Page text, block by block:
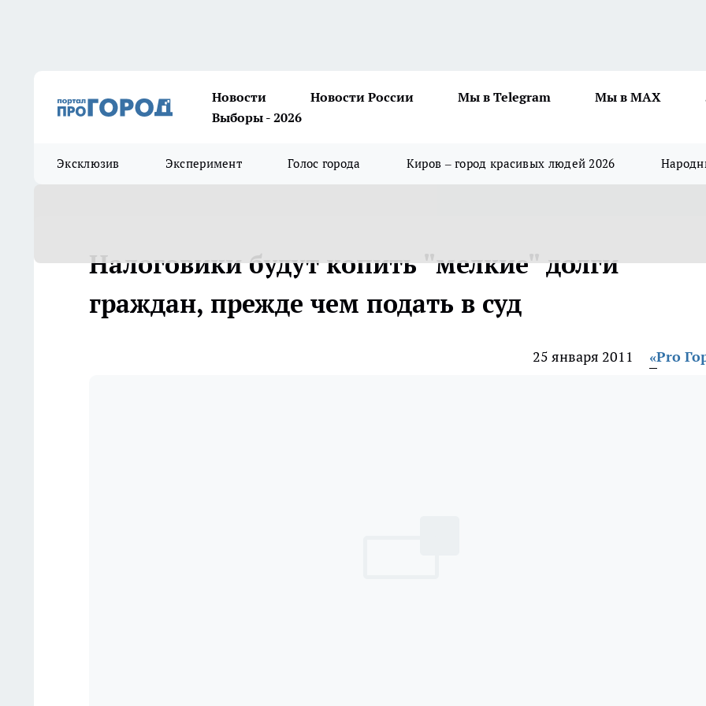
Новости Новости России Мы в Telegram Мы в MAX
Выборы - 2026
Эксклюзив Эксперимент Голос города Киров – город красивых людей 2026
Налоговики будут копить "мелкие" долги
граждан, прежде чем подать в суд
25 января 2011 «Pro